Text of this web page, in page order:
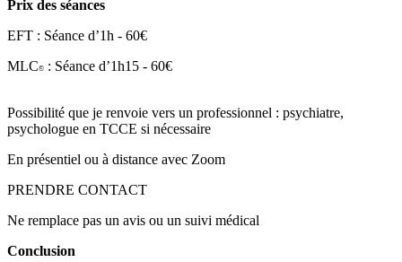
Prix des séances
EFT : Séance d’1h - 60€
MLC© : Séance d’1h15 - 60€
Possibilité que je renvoie vers un professionnel : psychiatre,
psychologue en TCCE si nécessaire
En présentiel ou à distance avec Zoom
PRENDRE CONTACT
Ne remplace pas un avis ou un suivi médical
Conclusion